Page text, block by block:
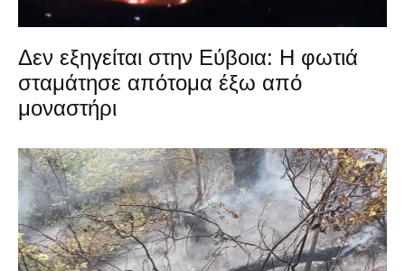
Δεν εξηγείται στην Εύβοια: Η φωτιά
σταμάτησε απότομα έξω από
μοναστήρι